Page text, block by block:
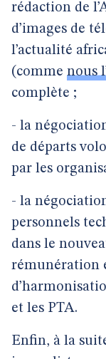
rédaction de
d’images de
l’actualité
(comme nous
complète ;
- la
de départs
par les
- la
personnels
dans le
rémunération
et les PTA.
Enfin, à la